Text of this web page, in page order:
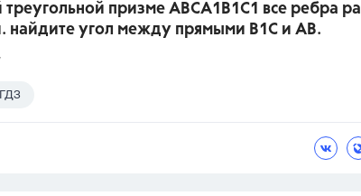
треугольной призме АВСA1В1С1 все ребра
найдите угол между прямыми В1С и АВ.
ГДЗ